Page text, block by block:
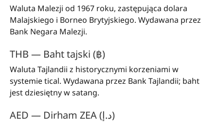
Waluta Malezji od 1967 roku, zastępująca dolara
Malajskiego i Borneo Brytyjskiego. Wydawana przez
Bank Negara Malezji.
THB — Baht tajski (฿)
Waluta Tajlandii z historycznymi korzeniami w
systemie tical. Wydawana przez Bank Tajlandii; baht
jest dziesiętny w satang.
AED — Dirham ZEA (د.إ)